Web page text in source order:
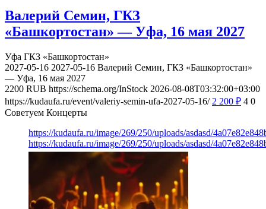
Валерий Семин, ГКЗ
«Башкортостан» — Уфа, 16 мая 2027
Уфа ГКЗ «Башкортостан»
2027-05-16 2027-05-16 Валерий Семин, ГКЗ «Башкортостан»
— Уфа, 16 мая 2027
2200 RUB https://schema.org/InStock 2026-08-08T03:32:00+03:00
https://kudaufa.ru/event/valeriy-semin-ufa-2027-05-16/ 2 200 ₽ 4 0
Советуем Концерты
https://kudaufa.ru/image/269/250/uploads/asdasd/
https://kudaufa.ru/image/269/250/uploads/asdasd/